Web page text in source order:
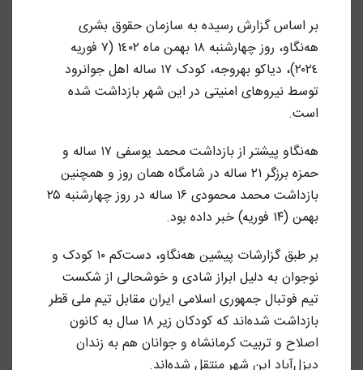
بر اساس گزارش رسیده به سازمان حقوق بشری
هه‌نگاو، روز چهارشنبه ١٨ بهمن ماه ١٤٠٢ (٧ فوریه
٢٠٢٤)، دیاکو بهروجه، کودک ۱۷ ساله اهل جوانرود
توسط نیروهای امنیتی در این شهر بازداشت شده
است.
هه‌نگاو پیشتر از بازداشت محمد یوسفی ۱۷ ساله و
حمزه برزگر ۲۱ ساله در شامگاه همان روز و همچنین
بازداشت محمد محمودی ۱۶ ساله در روز چهارشنبه ۲۵
بهمن (۱۴ فوریه) خبر داده بود.
بر طبق گزارشات پیشین هه‌نگاو، دست‌کم ۱۰ کودک و
نوجوان به دلیل ابراز شادی و خوشحالی از شکست
تیم فوتبال جمهوری اسلامی ایران مقابل تیم ملی قطر
بازداشت شده‌اند که کودکان زیر ۱۸ سال به کانون
اصلاح و تربیت کرمانشاه و جوانان هم به زندان
دیزل‌آباد این شهر منتقل شده‌اند.